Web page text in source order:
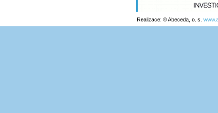
Realizace: © Abeceda, o. s.